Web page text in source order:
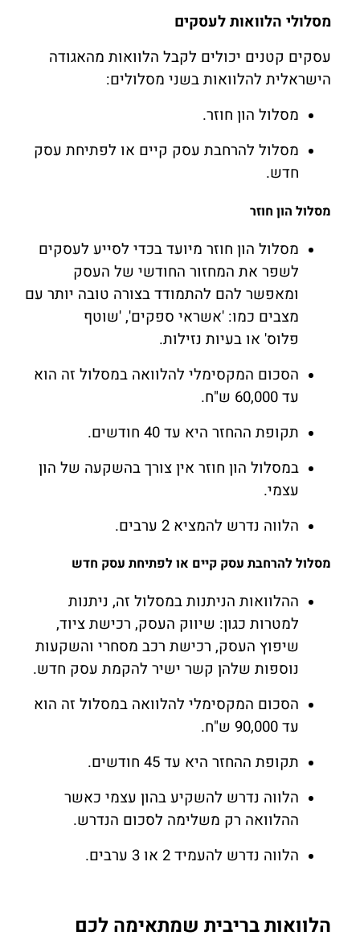
מסלולי הלוואות לעסקים
עסקים קטנים יכולים לקבל הלוואות מהאגודה
הישראלית להלוואות בשני מסלולים:
מסלול הון חוזר.
מסלול להרחבת עסק קיים או לפתיחת עסק
חדש.
מסלול הון חוזר
מסלול הון חוזר מיועד בכדי לסייע לעסקים
לשפר את המחזור החודשי של העסק
ומאפשר להם להתמודד בצורה טובה יותר עם
מצבים כמו: 'אשראי ספקים', 'שוטף
פלוס' או בעיות נזילות.
הסכום המקסימלי להלוואה במסלול זה הוא
עד 60,000 ש"ח.
תקופת ההחזר היא עד 40 חודשים.
במסלול הון חוזר אין צורך בהשקעה של הון
עצמי.
הלווה נדרש להמציא 2 ערבים.
מסלול להרחבת עסק קיים או לפתיחת עסק חדש
ההלוואות הניתנות במסלול זה, ניתנות
למטרות כגון: שיווק העסק, רכישת ציוד,
שיפוץ העסק, רכישת רכב מסחרי והשקעות
נוספות שלהן קשר ישיר להקמת עסק חדש.
הסכום המקסימלי להלוואה במסלול זה הוא
עד 90,000 ש"ח.
תקופת ההחזר היא עד 45 חודשים.
הלווה נדרש להשקיע בהון עצמי כאשר
ההלוואה רק משלימה לסכום הנדרש.
הלווה נדרש להעמיד 2 או 3 ערבים.
הלוואות בריבית שמתאימה לכם